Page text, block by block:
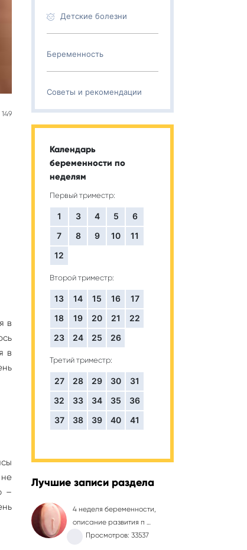
149
в
в
–
Детские болезни
Беременность
Советы и рекомендации
Календарь
беременности по
неделям
Первый триместр:
1 3 4 5
6
7
8 9 10
11
12
Второй триместр:
13 14 15 16
17
18
19 20 21
22
23
24 25 26
Третий триместр:
27 28 29 30
31
32
33 34 35
36
37
38 39 40 41
Лучшие записи раздела
4 неделя беременности,
описание развития п …
Просмотров: 33537